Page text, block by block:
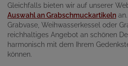
Gleichfalls bieten wir auf unserer
Auswahl an Grabschmuckartikeln
Grabvase, Weihwasserkessel oder
reichhaltiges Angebot an schönen
harmonisch mit dem Ihrem
können.